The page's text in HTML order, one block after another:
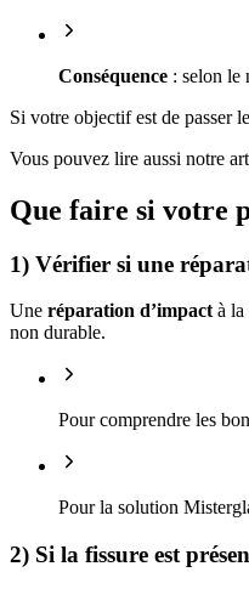
Conséquence : selon le
Si votre objectif est de passer
Vous pouvez lire aussi notre
Que faire si votre
1) Vérifier si une
Une réparation d’impactà la
non durable.
Pour comprendre les
Pour la solution
2) Si la fissure est